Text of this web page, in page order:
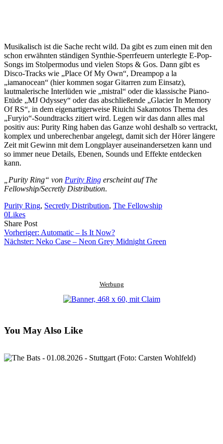
Musikalisch ist die Sache recht wild. Da gibt es zum einen mit den
schon erwähnten ständigen Synthie-Sperrfeuern unterlegte E-Pop-
Songs im Stolpermodus und vielen Stops & Gos. Dann gibt es
Disco-Tracks wie „Place Of My Own“, Dreampop a la
„iamanocean“ (hier kommen sogar Gitarren zum Einsatz),
lautmalerische Interlüden wie „mistral“ oder die klassische Piano-
Etüde „MJ Odyssey“ oder das abschließende „Glacier In Memory
Of RS“, in dem eigenartigerweise Riuichi Sakamotos Thema des
„Furyio“-Soundtracks zitiert wird. Legen wir das dann alles mal
positiv aus: Purity Ring haben das Ganze wohl deshalb so vertrackt,
komplex und unberechenbar angelegt, damit sich der Hörer längere
Zeit mit Gewinn mit dem Longplayer auseinandersetzen kann und
so immer neue Details, Ebenen, Sounds und Effekte entdecken
kann.
„Purity Ring“ von Purity Ring erscheint auf The
Fellowship/Secretly Distribution.
Purity Ring, Secretly Distribution, The Fellowship
0Likes
Share PostShare
on
Facebook
Copy
URL
to
Send
Link
via
Vorheriger: Automatic – Is It Now?
Nächster: Neko Case – Neon Grey Midnight Green
Werbung
You May Also Like